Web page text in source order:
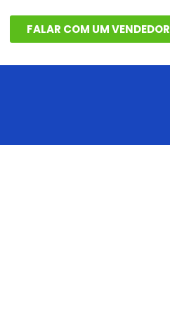
FALAR COM UM VENDEDOR